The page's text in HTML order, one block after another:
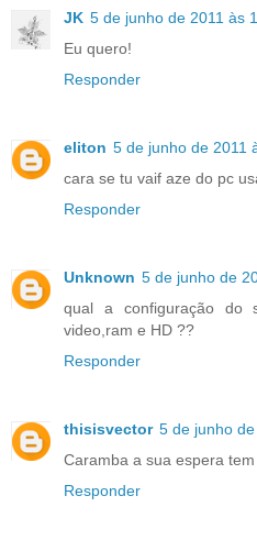
JK 5 de junho de 2011 às
Eu quero!
Responder
eliton 5 de junho de 2011
cara se tu vaif aze do pc
Responder
Unknown 5 de junho de
qual a configuração do
video,ram e HD ??
Responder
thisisvector 5 de junho
Caramba a sua espera
Responder